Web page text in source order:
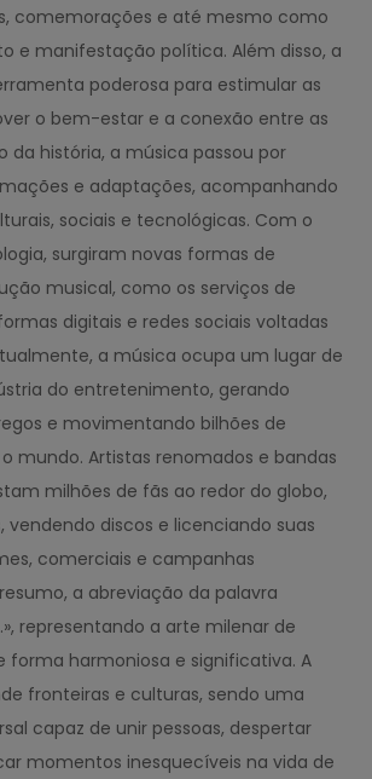
comemorações e até mesmo como
e manifestação política. Além disso, a
poderosa para estimular as
o bem-estar e a conexão entre as
da história, a música passou por
e adaptações, acompanhando
sociais e tecnológicas. Com o
surgiram novas formas de
musical, como os serviços de
digitais e redes sociais voltadas
a música ocupa um lugar de
do entretenimento, gerando
e movimentando bilhões de
mundo. Artistas renomados e bandas
milhões de fãs ao redor do globo,
vendendo discos e licenciando suas
comerciais e campanhas
a abreviação da palavra
representando a arte milenar de
forma harmoniosa e significativa. A
fronteiras e culturas, sendo uma
capaz de unir pessoas, despertar
momentos inesquecíveis na vida de